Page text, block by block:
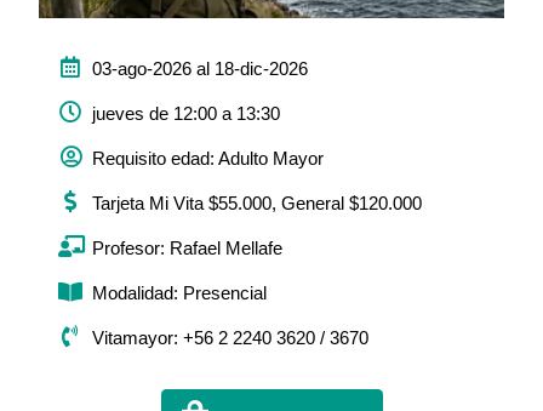
03-ago-2026 al 18-dic-2026
jueves de 12:00 a 13:30
Requisito edad: Adulto Mayor
Tarjeta Mi Vita $55.000, General $120.000
Profesor: Rafael Mellafe
Modalidad: Presencial
Vitamayor: +56 2 2240 3620 / 3670